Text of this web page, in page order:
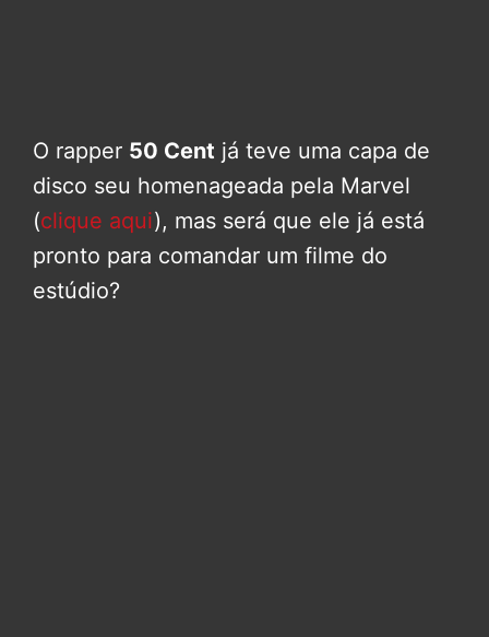
O rapper 50 Cent já teve uma capa de
disco seu homenageada pela Marvel
(clique aqui), mas será que ele já está
pronto para comandar um filme do
estúdio?